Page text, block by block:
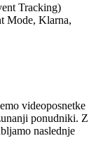
Tracking)
Mode, Klarna,
videoposnetke
ponudniki. Z
naslednje